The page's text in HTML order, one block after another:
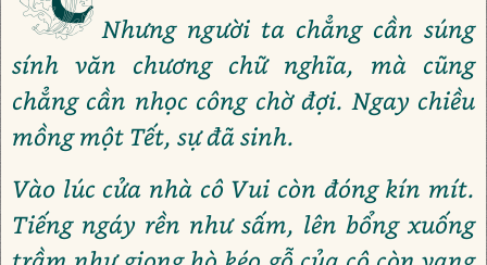
Nhưng người ta chẳng cần súng
sính văn chương chữ nghĩa, mà cũng
chẳng cần nhọc công chờ đợi. Ngay chiều
mồng một Tết, sự đã sinh.
Vào lúc cửa nhà cô Vui còn đóng kín mít.
Tiếng ngáy rền như sấm, lên bổng xuống